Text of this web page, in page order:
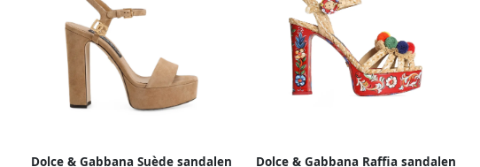
Dolce & Gabbana Suède sandalen
Dolce & Gabbana Raffia sandalen